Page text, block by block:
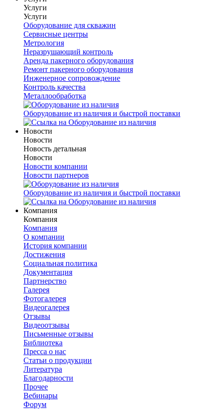
Услуги
Услуги
Оборудование для скважин
Сервисные центры
Метрология
Неразрушающий контроль
Аренда пакерного оборудования
Ремонт пакерного оборудования
Инженерное сопровождение
Контроль качества
Металлообработка
Оборудование из наличия и быстрой поставки
Новости
Новости
Новость детальная
Новости
Новости компании
Новости партнеров
Оборудование из наличия и быстрой поставки
Компания
Компания
Компания
О компании
История компании
Достижения
Социальная политика
Документация
Партнерство
Галерея
Фотогалерея
Видеогалерея
Отзывы
Видеоотзывы
Письменные отзывы
Библиотека
Пресса о нас
Статьи о продукции
Литература
Благодарности
Прочее
Вебинары
Форум